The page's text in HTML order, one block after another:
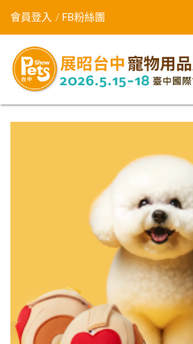
會員登入 FB粉絲團